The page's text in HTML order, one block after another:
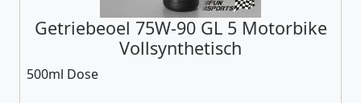
Getriebeoel 75W-90 GL 5 Motorbike
Vollsynthetisch
500ml Dose